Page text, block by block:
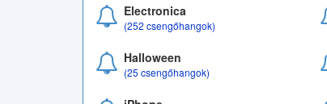
Electronica
(252 csengőhangok)
Halloween
(25 csengőhangok)